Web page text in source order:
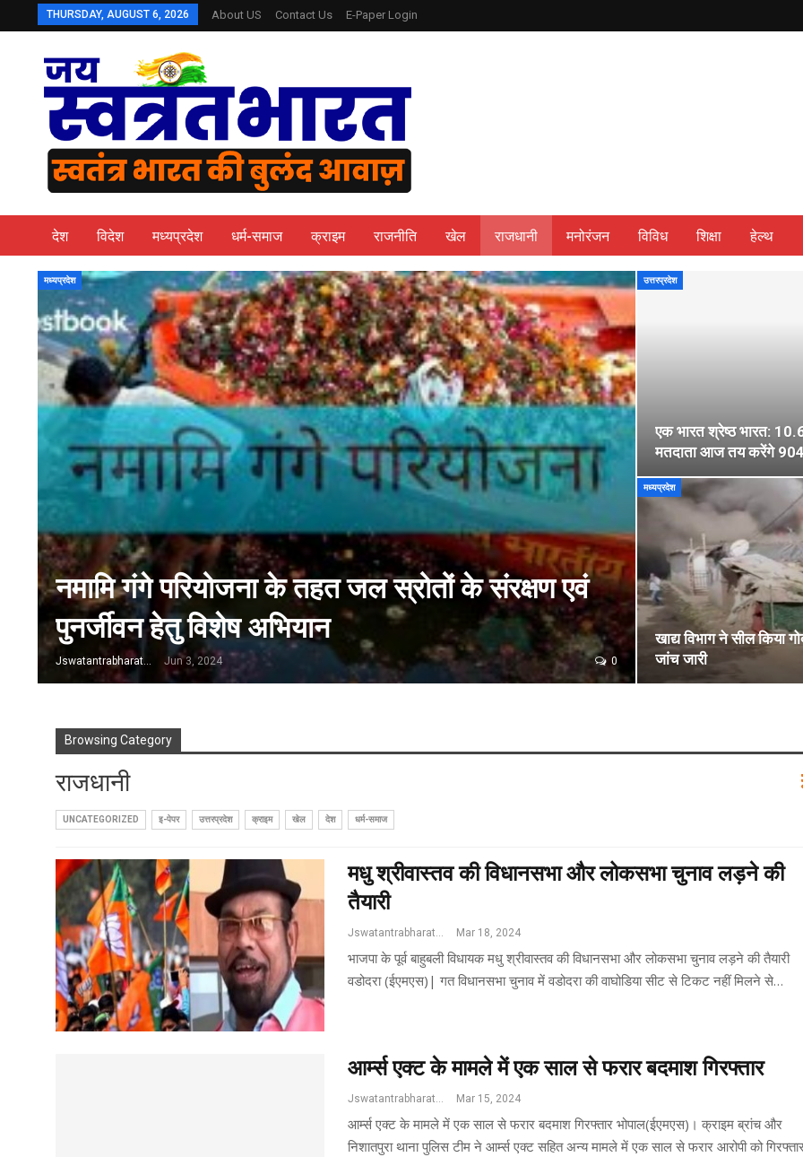
THURSDAY, AUGUST 6, 2026 About US Contact Us E-Paper Login
देश विदेश मध्यप्रदेश धर्म-समाज क्राइम राजनीति खेल राजधानी मनोरंजन विविध शिक्षा हेल्थ
मध्यप्रदेश
नमामि गंगे परियोजना के तहत जल स्रोतों के संरक्षण एवं
पुनर्जीवन हेतु विशेष अभियान
Jswatantrabharat@gmail.com Jun 3, 2024 0
उत्तरप्रदेश
एक भारत श्रेष्ठ भारत:
मतदाता आज तय करेंगे 904
मध्यप्रदेश
खाद्य विभाग ने सील किया
जांच जारी
Browsing Category
राजधानी
UNCATEGORIZED इ-पेपर उत्तरप्रदेश क्राइम खेल देश धर्म-समाज
मधु श्रीवास्तव की विधानसभा और लोकसभा चुनाव लड़ने की
तैयारी
Jswatantrabharat@gmail.com Mar 18, 2024
भाजपा के पूर्व बाहुबली विधायक मधु श्रीवास्तव की विधानसभा और लोकसभा चुनाव लड़ने की तैयारी
वडोदरा (ईएमएस)| गत विधानसभा चुनाव में वडोदरा की वाघोडिया सीट से टिकट नहीं मिलने से…
आर्म्स एक्ट के मामले में एक साल से फरार बदमाश गिरफ्तार
Jswatantrabharat@gmail.com Mar 15, 2024
आर्म्स एक्ट के मामले में एक साल से फरार बदमाश गिरफ्तार भोपाल(ईएमएस)। क्राइम ब्रांच और
निशातपुरा थाना पुलिस टीम ने आर्म्स एक्ट सहित अन्य मामले में एक साल से फरार आरोपी को